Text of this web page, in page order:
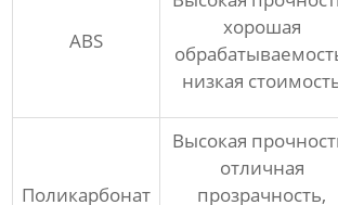
ABS
хорошая
низкая
Поликарбонат
Высокая
отличная
прозрачность,